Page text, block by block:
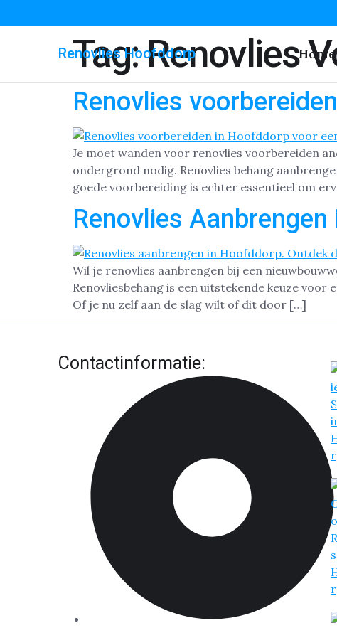
Renovlies Hoofddorp Home
Tag:Renovlies
Renovlies
Je moet wanden voor renovlies voorbereiden
ondergrond nodig. Renovlies behang
goede voorbereiding is echter essentieel om
Renovlies
Wil je renovlies aanbrengen bij een
Renovliesbehang is een uitstekende keuze
Of je nu zelf aan de slag wilt of dit door […]
Contactinformatie: